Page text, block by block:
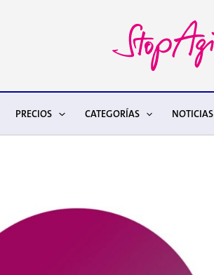
PRECIOS CATEGORÍAS NOTICIAS